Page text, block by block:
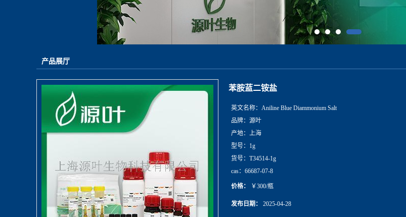
产品展厅
苯胺蓝二铵盐
英文名称： Aniline Blue Diammonium Salt
品牌： 源叶
产地： 上海
型号： 1g
货号： T34514-1g
cas： 66687-07-8
价格： ￥300/瓶
发布日期： 2025-04-28